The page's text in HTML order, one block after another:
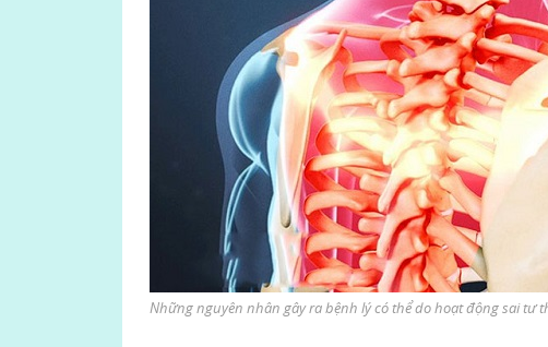
Những nguyên nhân gây ra bệnh lý có thể do hoạt động sai tư